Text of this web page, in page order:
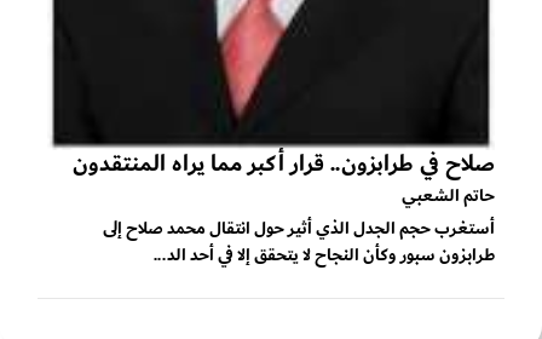
صلاح في طرابزون.. قرار أكبر مما يراه المنتقدون
حاتم الشعبي
أستغرب حجم الجدل الذي أثير حول انتقال محمد صلاح إلى
طرابزون سبور وكأن النجاح لا يتحقق إلا في أحد الد...